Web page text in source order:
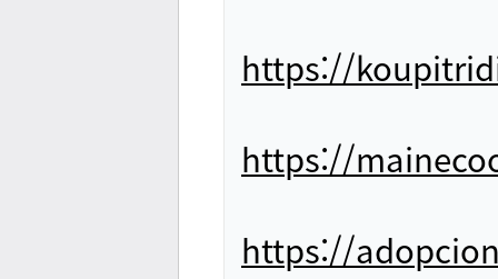
https://
https://
https://